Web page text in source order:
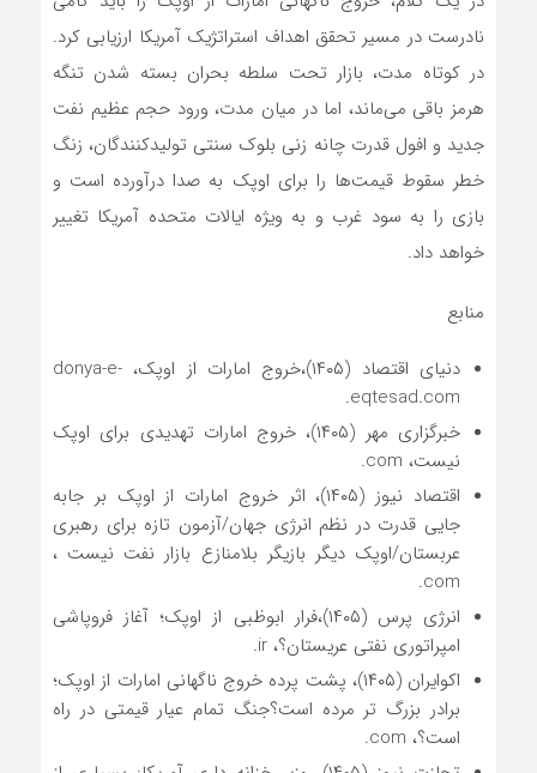
نادرست در مسیر تحقق اهداف استراتژیک آمریکا ارزیابی کرد.
در کوتاه مدت، بازار تحت سلطه بحران بسته شدن تنگه
هرمز باقی می‌ماند، اما در میان مدت، ورود حجم عظیم نفت
جدید و افول قدرت چانه زنی بلوک سنتی تولیدکنندگان، زنگ
خطر سقوط قیمت‌ها را برای اوپک به صدا درآورده است و
بازی را به سود غرب و به ویژه ایالات متحده آمریکا تغییر
خواهد داد.
منابع
دنیای اقتصاد (۱۴۰۵)،خروج امارات از اوپک، donya-e-
eqtesad.com.
خبرگزاری مهر (۱۴۰۵)، خروج امارات تهدیدی برای اوپک
نیست، com.
اقتصاد نیوز (۱۴۰۵)، اثر خروج امارات از اوپک بر جابه
جایی قدرت در نظم انرژی جهان/آزمون تازه برای رهبری
عربستان/اوپک دیگر بازیگر بلامنازع بازار نفت نیست ،
com.
انرژی پرس (۱۴۰۵)،فرار ابوظبی از اوپک؛ آغاز فروپاشی
امپراتوری نفتی عریستان؟، ir.
اکوایران (۱۴۰۵)، پشت پرده خروج ناگهانی امارات از اوپک؛
برادر بزرگ تر مرده است؟جنگ تمام عیار قیمتی در راه
است؟، com.